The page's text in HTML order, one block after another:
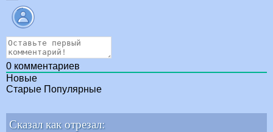
0 комментариев
Новые
Старые Популярные
Сказал как отрезал: